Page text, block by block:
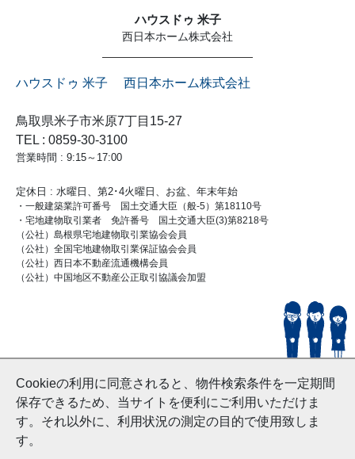
Cookieの利用に同意されると、物件検索条件を一定期間
保存できるため、当サイトを便利にご利用いただけま
す。それ以外に、利用状況の測定の目的で使用致しま
す。
ハウスドゥ 米子
西日本ホーム株式会社
ハウスドゥ 米子 西日本ホーム株式会社
鳥取県米子市米原7丁目15-27
TEL : 0859-30-3100
営業時間 : 9:15～17:00
定休日 : 水曜日、第2･4火曜日、お盆、年末年始
・一般建築業許可番号 国土交通大臣（般-5）第18110号
・宅地建物取引業者 免許番号 国土交通大臣(3)第8218号
（公社）島根県宅地建物取引業協会会員
（公社）全国宅地建物取引業保証協会会員
（公社）西日本不動産流通機構会員
（公社）中国地区不動産公正取引協議会加盟
© HouseDoYonago
and Nishinihon Home Co.ltd All Rights Reserved.